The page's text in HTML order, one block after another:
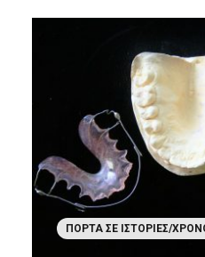
ΠΌΡΤΑ ΣΕ ΙΣΤΟΡΊΕΣ/